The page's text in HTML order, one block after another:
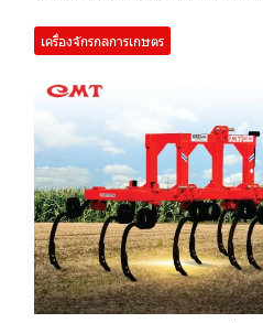
เครื่องจักรกลการเกษตร